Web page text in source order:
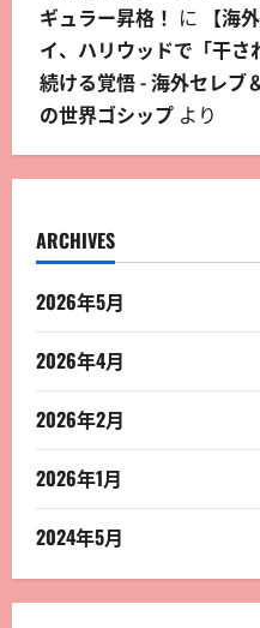
ギュラー昇格！ に
【海
イ、ハリウッドで「干さ
続ける覚悟 - 海外セレブ
の世界ゴシップ より
ARCHIVES
2026年5月
2026年4月
2026年2月
2026年1月
2024年5月